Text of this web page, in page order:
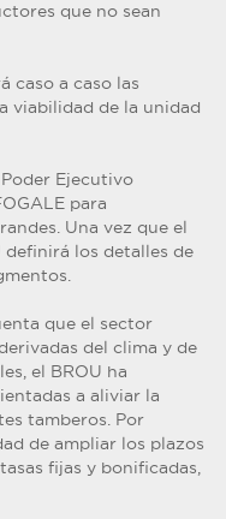
que no sean
caso a caso las
viabilidad de la unidad
Ejecutivo
para
Una vez que el
definirá los detalles de
que el sector
del clima y de
el BROU ha
a aliviar la
tamberos. Por
de ampliar los plazos
fijas y bonificadas,